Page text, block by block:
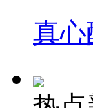
真